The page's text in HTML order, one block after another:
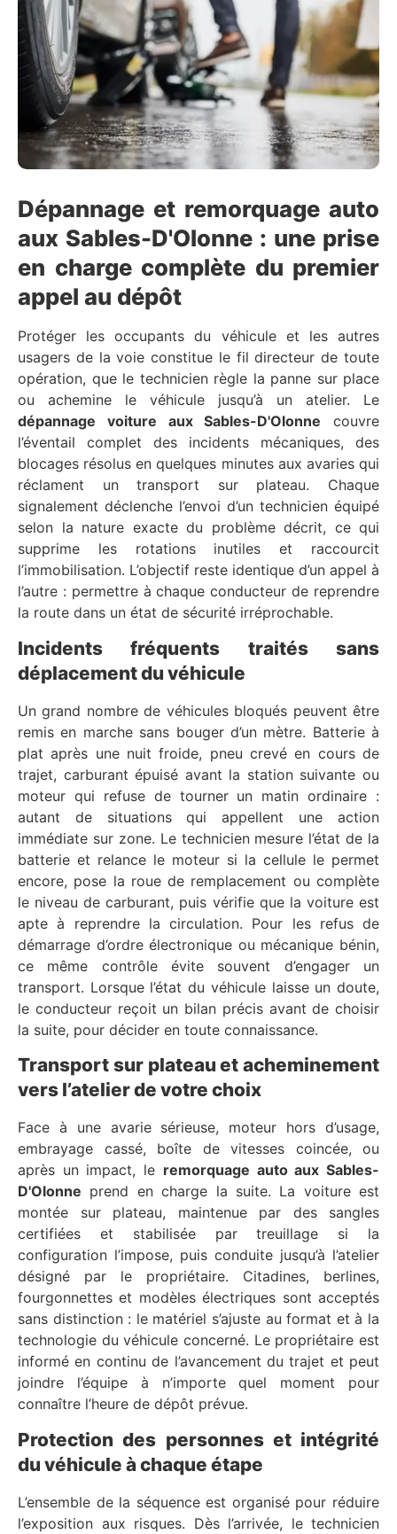
Dépannage et remorquage auto
aux Sables-D'Olonne : une prise
en charge complète du premier
appel au dépôt
Protéger les occupants du véhicule et les autres
usagers de la voie constitue le fil directeur de toute
opération, que le technicien règle la panne sur place
ou achemine le véhicule jusqu’à un atelier. Le
dépannage voiture aux Sables-D'Olonne couvre
l’éventail complet des incidents mécaniques, des
blocages résolus en quelques minutes aux avaries qui
réclament un transport sur plateau. Chaque
signalement déclenche l’envoi d’un technicien équipé
selon la nature exacte du problème décrit, ce qui
supprime les rotations inutiles et raccourcit
l’immobilisation. L’objectif reste identique d’un appel à
l’autre : permettre à chaque conducteur de reprendre
la route dans un état de sécurité irréprochable.
Incidents fréquents traités sans
déplacement du véhicule
Un grand nombre de véhicules bloqués peuvent être
remis en marche sans bouger d’un mètre. Batterie à
plat après une nuit froide, pneu crevé en cours de
trajet, carburant épuisé avant la station suivante ou
moteur qui refuse de tourner un matin ordinaire :
autant de situations qui appellent une action
immédiate sur zone. Le technicien mesure l’état de la
batterie et relance le moteur si la cellule le permet
encore, pose la roue de remplacement ou complète
le niveau de carburant, puis vérifie que la voiture est
apte à reprendre la circulation. Pour les refus de
démarrage d’ordre électronique ou mécanique bénin,
ce même contrôle évite souvent d’engager un
transport. Lorsque l’état du véhicule laisse un doute,
le conducteur reçoit un bilan précis avant de choisir
la suite, pour décider en toute connaissance.
Transport sur plateau et acheminement
vers l’atelier de votre choix
Face à une avarie sérieuse, moteur hors d’usage,
embrayage cassé, boîte de vitesses coincée, ou
après un impact, le remorquage auto aux Sables-
D'Olonne prend en charge la suite. La voiture est
montée sur plateau, maintenue par des sangles
certifiées et stabilisée par treuillage si la
configuration l’impose, puis conduite jusqu’à l’atelier
désigné par le propriétaire. Citadines, berlines,
fourgonnettes et modèles électriques sont acceptés
sans distinction : le matériel s’ajuste au format et à la
technologie du véhicule concerné. Le propriétaire est
informé en continu de l’avancement du trajet et peut
joindre l’équipe à n’importe quel moment pour
connaître l’heure de dépôt prévue.
Protection des personnes et intégrité
du véhicule à chaque étape
L’ensemble de la séquence est organisé pour réduire
l’exposition aux risques. Dès l’arrivée, le technicien